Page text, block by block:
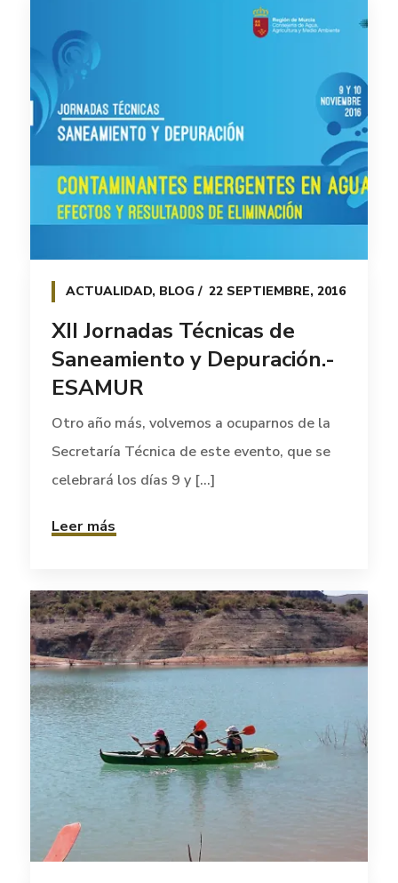
ACTUALIDAD, BLOG 22 SEPTIEMBRE, 2016
XII Jornadas Técnicas de
Saneamiento y Depuración.-
ESAMUR
Otro año más, volvemos a ocuparnos de la
Secretaría Técnica de este evento, que se
celebrará los días 9 y [...]
Leer más